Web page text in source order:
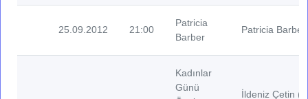
25.09.2012 21:00
Patricia
Barber
Patricia
Kadınlar
Günü
İldeniz Çetin